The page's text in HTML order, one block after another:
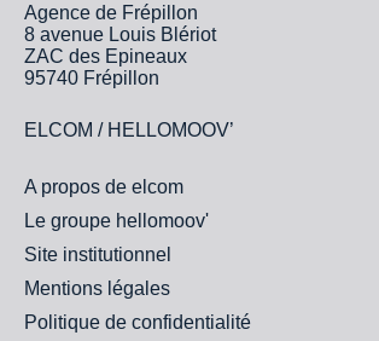
Agence de Frépillon
8 avenue Louis Blériot
ZAC des Epineaux
95740 Frépillon
ELCOM / HELLOMOOV’
A propos de elcom
Le groupe hellomoov'
Site institutionnel
Mentions légales
Politique de confidentialité